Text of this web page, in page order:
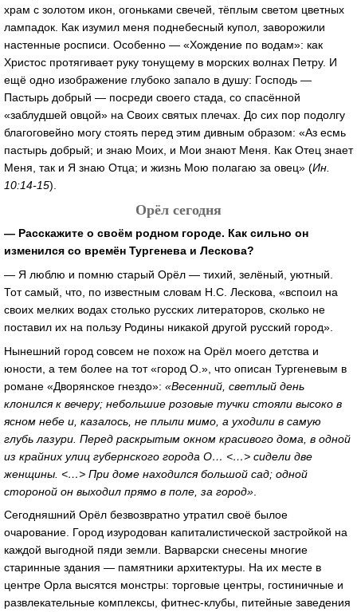
храм с золотом икон, огоньками свечей, тёплым светом цветных
лампадок. Как изумил меня поднебесный купол, заворожили
настенные росписи. Особенно — «Хождение по водам»: как
Христос протягивает руку тонущему в морских волнах Петру. И
ещё одно изображение глубоко запало в душу: Господь —
Пастырь добрый — посреди своего стада, со спасённой
«заблудшей овцой» на Своих святых плечах. До сих пор подолгу
благоговейно могу стоять перед этим дивным образом: «Аз есмь
пастырь добрый; и знаю Моих, и Мои знают Меня. Как Отец знает
Меня, так и Я знаю Отца; и жизнь Мою полагаю за овец» (Ин.
10:14-15).
Орёл сегодня
— Расскажите о своём родном городе. Как сильно он
изменился со времён Тургенева и Лескова?
— Я люблю и помню старый Орёл — тихий, зелёный, уютный.
Тот самый, что, по известным словам Н.С. Лескова, «вспоил на
своих мелких водах столько русских литераторов, сколько не
поставил их на пользу Родины никакой другой русский город».
Нынешний город совсем не похож на Орёл моего детства и
юности, а тем более на тот «город О.», что описан Тургеневым в
романе «Дворянское гнездо»: «Весенний, светлый день
клонился к вечеру; небольшие розовые тучки стояли высоко в
ясном небе и, казалось, не плыли мимо, а уходили в самую
глубь лазури. Перед раскрытым окном красивого дома, в одной
из крайних улиц губернского города О… <…> сидели две
женщины. <…> При доме находился большой сад; одной
стороной он выходил прямо в поле, за город»
Сегодняшний Орёл безвозвратно утратил своё былое
очарование. Город изуродован капиталистической застройкой на
каждой выгодной пяди земли. Варварски снесены многие
старинные здания — памятники архитектуры. На их месте в
центре Орла высятся монстры: торговые центры, гостиничные и
развлекательные комплексы, фитнес-клубы, питейные заведения